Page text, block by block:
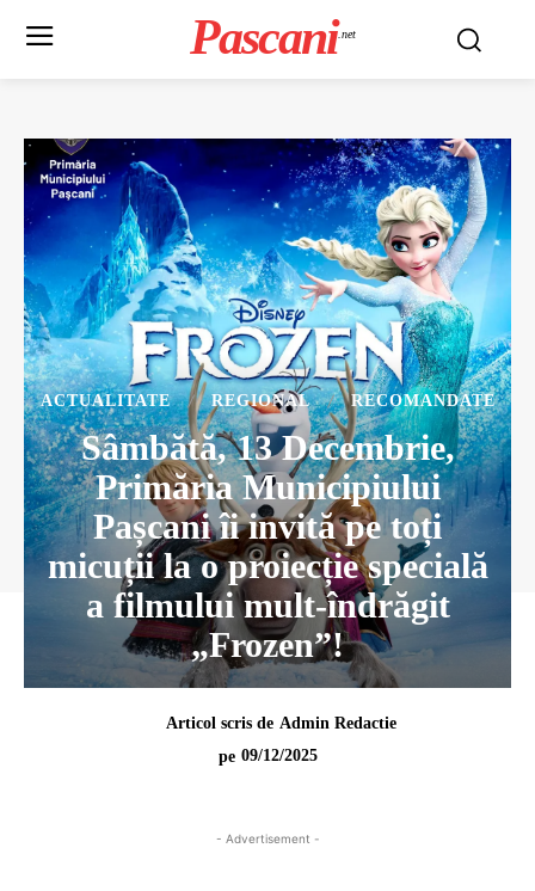
Pascani .net
ACTUALITATE REGIONAL RECOMANDATE
Sâmbătă, 13 Decembrie,
Primăria Municipiului
Pașcani îi invită pe toți
micuții la o proiecție specială
a filmului mult-îndrăgit
„Frozen”!
Articol scris de Admin Redactie
pe 09/12/2025
- Advertisement -